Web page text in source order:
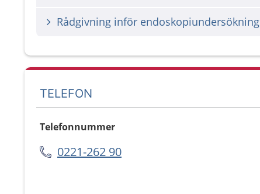
Rådgivning inför endoskopiundersökning
TELEFON
Telefonnummer
0221-262 90